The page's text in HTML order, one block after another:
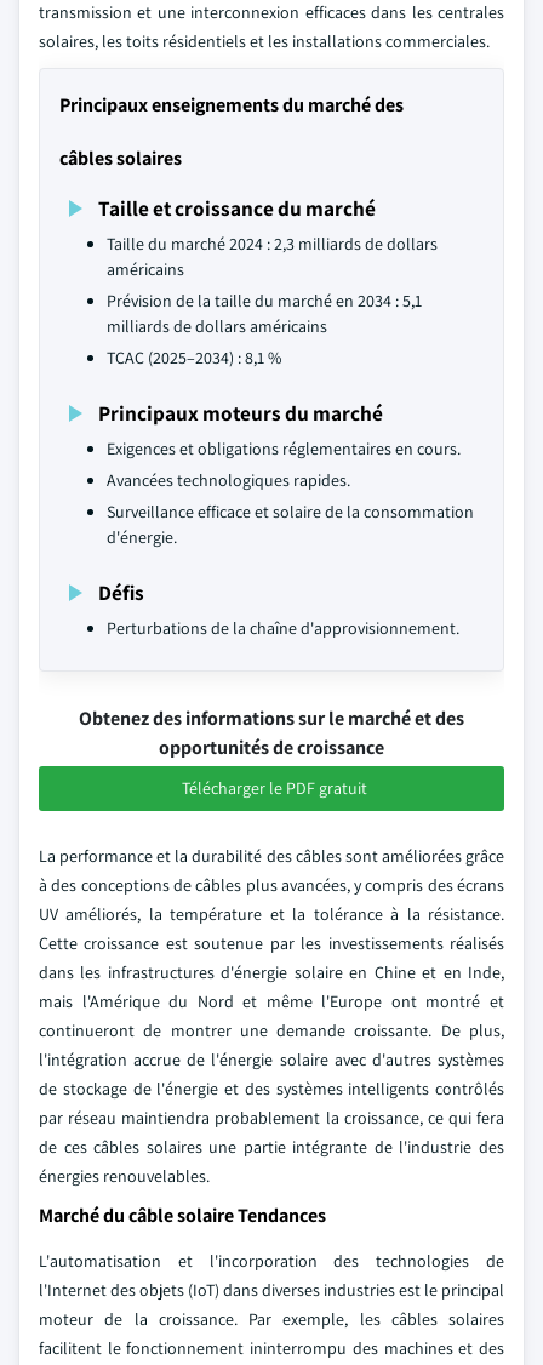
transmission et une interconnexion efficaces dans les centrales
solaires, les toits résidentiels et les installations commerciales.
Principaux enseignements du marché des
câbles solaires
Taille et croissance du marché
Taille du marché 2024 : 2,3 milliards de dollars
américains
Prévision de la taille du marché en 2034 : 5,1
milliards de dollars américains
TCAC (2025–2034) : 8,1 %
Principaux moteurs du marché
Exigences et obligations réglementaires en cours.
Avancées technologiques rapides.
Surveillance efficace et solaire de la consommation
d'énergie.
Défis
Perturbations de la chaîne d'approvisionnement.
Obtenez des informations sur le marché et des
opportunités de croissance
Télécharger le PDF gratuit
La performance et la durabilité des câbles sont améliorées grâce
à des conceptions de câbles plus avancées, y compris des écrans
UV améliorés, la température et la tolérance à la résistance.
Cette croissance est soutenue par les investissements réalisés
dans les infrastructures d'énergie solaire en Chine et en Inde,
mais l'Amérique du Nord et même l'Europe ont montré et
continueront de montrer une demande croissante. De plus,
l'intégration accrue de l'énergie solaire avec d'autres systèmes
de stockage de l'énergie et des systèmes intelligents contrôlés
par réseau maintiendra probablement la croissance, ce qui fera
de ces câbles solaires une partie intégrante de l'industrie des
énergies renouvelables.
Marché du câble solaire Tendances
L'automatisation et l'incorporation des technologies de
l'Internet des objets (IoT) dans diverses industries est le principal
moteur de la croissance. Par exemple, les câbles solaires
facilitent le fonctionnement ininterrompu des machines et des